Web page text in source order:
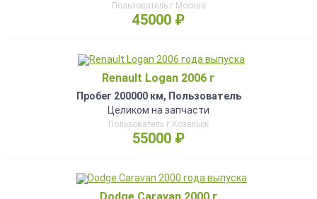
Пользователь г.Москва
45000 ₽
Renault Logan 2006 г
Пробег 200000 км, Пользователь
Целиком на запчасти
Пользователь г.Козельск
55000 ₽